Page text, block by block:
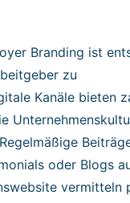
Branding ist
zu
Kanäle bieten
oder Blogs
vermitteln